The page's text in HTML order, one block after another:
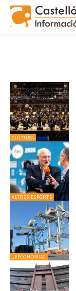
CULTURA
ALTRES ESPORTS
_PECONOMIA2